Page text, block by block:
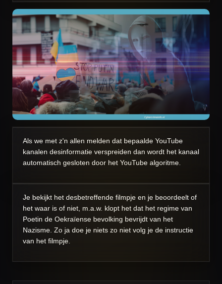
Als we met z'n allen melden dat bepaalde YouTube
kanalen desinformatie verspreiden dan wordt het kanaal
automatisch gesloten door het YouTube algoritme.
Je bekijkt het desbetreffende filmpje en je beoordeelt of
het waar is of niet, m.a.w. klopt het dat het regime van
Poetin de Oekraïense bevolking bevrijdt van het
Nazisme. Zo ja doe je niets zo niet volg je de instructie
van het filmpje.